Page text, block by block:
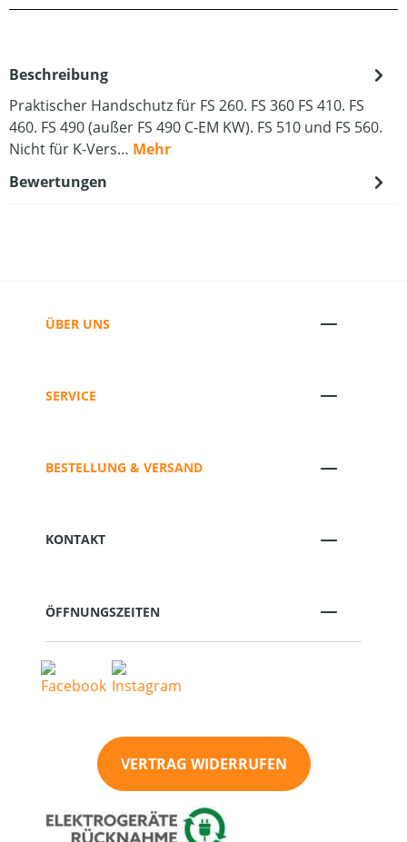
Beschreibung
Praktischer Handschutz für FS 260. FS 360 FS 410. FS
460. FS 490 (außer FS 490 C-EM KW). FS 510 und FS 560.
Nicht für K-Vers… Mehr
Bewertungen
ÜBER UNS
SERVICE
BESTELLUNG & VERSAND
KONTAKT
ÖFFNUNGSZEITEN
VERTRAG WIDERRUFEN